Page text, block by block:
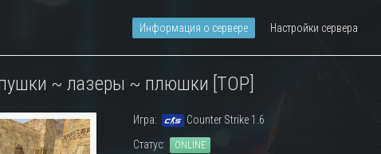
Информация о сервере Настройки сервера
пушки ~ лазеры ~ плюшки [TOP]
Игра:
Counter Strike 1.6
Статус:
ONLINE